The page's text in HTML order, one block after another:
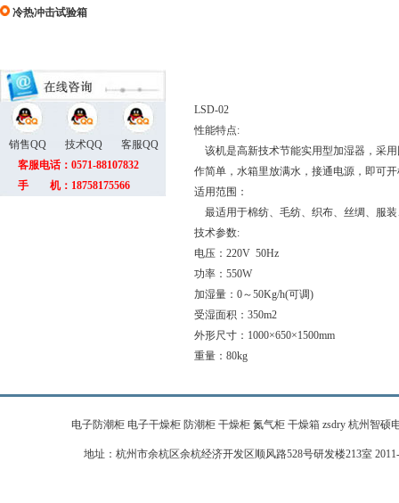
冷热冲击试验箱
销售QQ 技术QQ
客服QQ
客服电话：0571-88107832
手 机：18758175566
LSD-02
性能特点:
该机是高新技术节能实用型加湿器，采
作简单，水箱里放满水，接通电源，即可
适用范围：
最适用于棉纺、毛纺、织布、丝绸、服
技术参数:
电压：220V 50Hz
功率：550W
加湿量：0～50Kg/h(可调)
受湿面积：350m2
外形尺寸：1000×650×1500mm
重量：80kg
电子防潮柜 电子干燥柜 防潮柜 干燥柜 氮气柜 干燥箱 zsdry 杭州智硕
地址：杭州市余杭区余杭经济开发区顺风路528号研发楼213室 2011-